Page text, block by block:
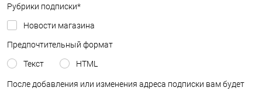
Рубрики подписки*
Новости магазина
Предпочтительный формат
Текст HTML
После добавления или изменения адреса подписки вам будет